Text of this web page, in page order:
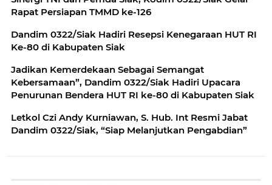
Rapat Persiapan TMMD ke-126
Dandim 0322/Siak Hadiri Resepsi Kenegaraan HUT RI
Ke-80 di Kabupaten Siak
Jadikan Kemerdekaan Sebagai Semangat
Kebersamaan”, Dandim 0322/Siak Hadiri Upacara
Penurunan Bendera HUT RI ke-80 di Kabupaten Siak
Letkol Czi Andy Kurniawan, S. Hub. Int Resmi Jabat
Dandim 0322/Siak, “Siap Melanjutkan Pengabdian”